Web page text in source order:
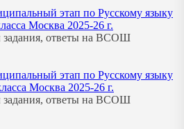
этап по Русскому языку
Москва 2025-26 г.
ответы на ВСОШ
этап по Русскому языку
Москва 2025-26 г.
ответы на ВСОШ